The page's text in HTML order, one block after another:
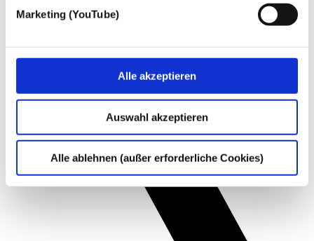
Marketing (YouTube)
Alle akzeptieren
Auswahl akzeptieren
Alle ablehnen (außer erforderliche Cookies)